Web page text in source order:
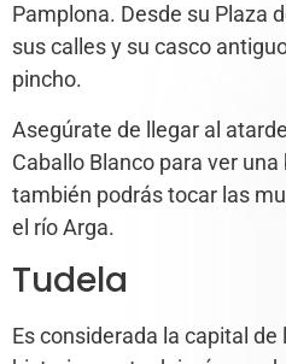
Pamplona. Desde su Plaza
sus calles y su casco
pincho.
Asegúrate de llegar al
Caballo Blanco para ver
también podrás tocar las
el río Arga.
Tudela
Es considerada la capital